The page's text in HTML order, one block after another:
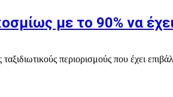
με το 90% να
περιορισμούς που έχει